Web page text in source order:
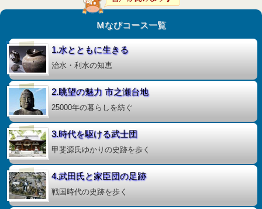
Ｍなびコース一覧
1.水とともに生きる
治水・利水の知恵
2.眺望の魅力 市之瀬台地
25000年の暮らしを紡ぐ
3.時代を駆ける武士団
甲斐源氏ゆかりの史跡を歩く
4.武田氏と家臣団の足跡
戦国時代の史跡を歩く